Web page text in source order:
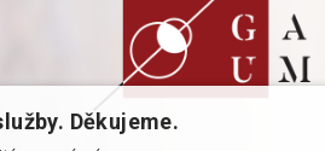
Děkujeme.